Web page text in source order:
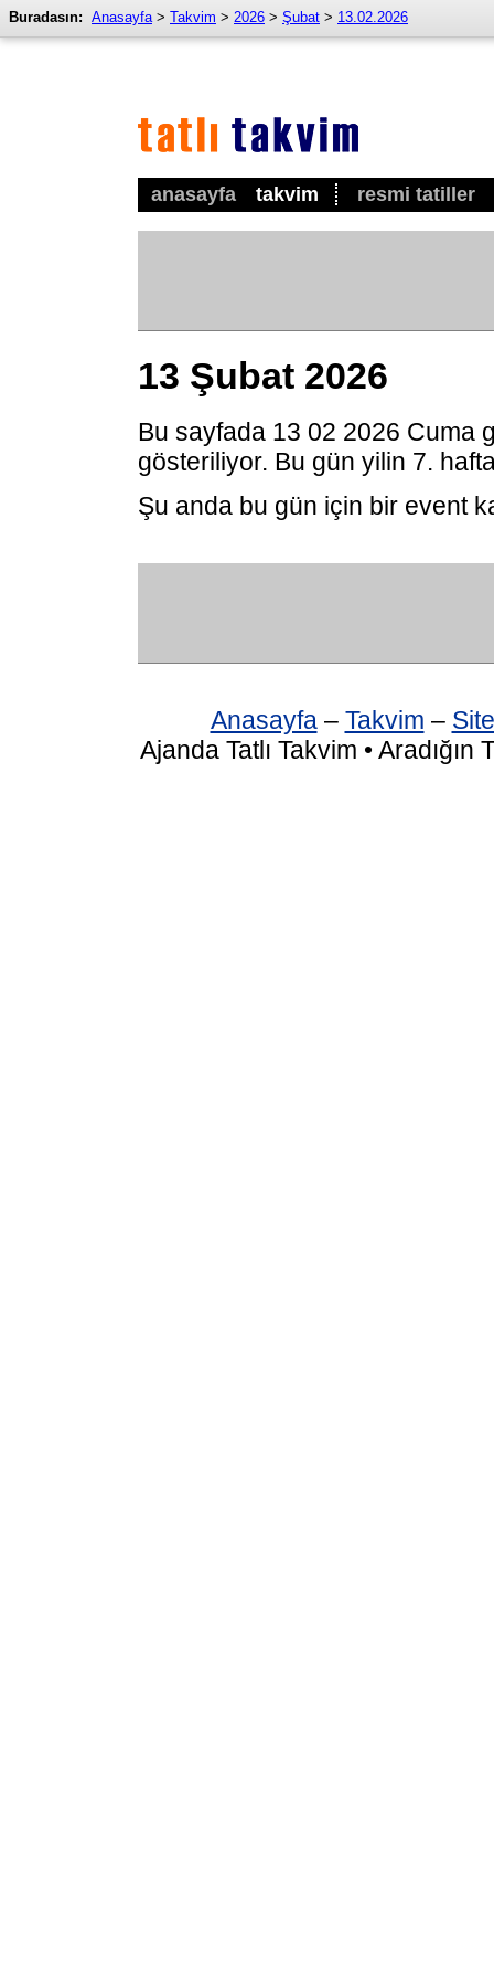
anasayfa takvim resmi tatiller
Buradasın: Anasayfa> Takvim > 2026 > Şubat > 13.02.2026
13 Şubat 2026
Bu sayfada 13 02 2026 Cuma
gösteriliyor. Bu gün yilin 7.
Şu anda bu gün için bir event
Anasayfa– Takvim –
Ajanda Tatlı Takvim •